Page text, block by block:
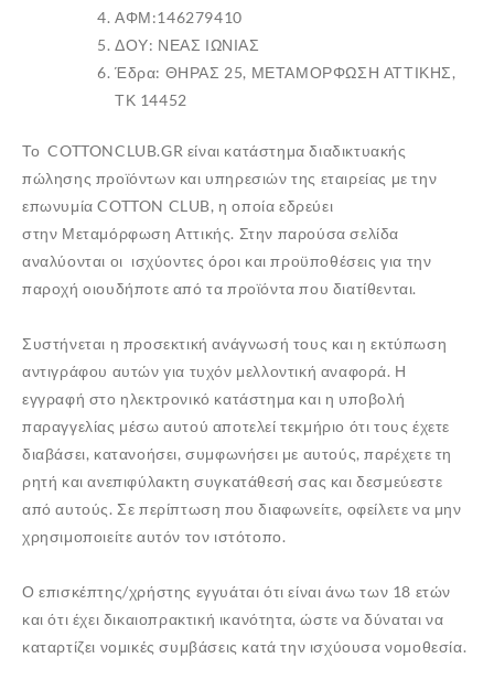
ΑΦΜ:146279410
ΔΟΥ: ΝΕΑΣ ΙΩΝΙΑΣ
Έδρα: ΘΗΡΑΣ 25, ΜΕΤΑΜΟΡΦΩΣΗ ΑΤΤΙΚΗΣ,
ΤΚ 14452
Το COTTONCLUB.GR είναι κατάστημα διαδικτυακής
πώλησης προϊόντων και υπηρεσιών της εταιρείας με την
επωνυμία COTTON CLUB, η οποία εδρεύει
στην Μεταμόρφωση Αττικής. Στην παρούσα σελίδα
αναλύονται οι ισχύοντες όροι και προϋποθέσεις για την
παροχή οιουδήποτε από τα προϊόντα που διατίθενται.
Συστήνεται η προσεκτική ανάγνωσή τους και η εκτύπωση
αντιγράφου αυτών για τυχόν μελλοντική αναφορά. Η
εγγραφή στο ηλεκτρονικό κατάστημα και η υποβολή
παραγγελίας μέσω αυτού αποτελεί τεκμήριο ότι τους έχετε
διαβάσει, κατανοήσει, συμφωνήσει με αυτούς, παρέχετε τη
ρητή και ανεπιφύλακτη συγκατάθεσή σας και δεσμεύεστε
από αυτούς. Σε περίπτωση που διαφωνείτε, οφείλετε να μην
χρησιμοποιείτε αυτόν τον ιστότοπο.
Ο επισκέπτης/χρήστης εγγυάται ότι είναι άνω των 18 ετών
και ότι έχει δικαιοπρακτική ικανότητα, ώστε να δύναται να
καταρτίζει νομικές συμβάσεις κατά την ισχύουσα νομοθεσία.